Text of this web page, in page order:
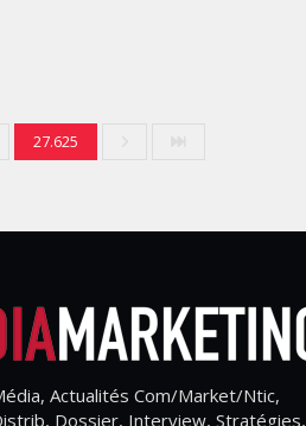
27.625
Actualités Com/Market/Ntic,
Dossier, Interview, Stratégies,